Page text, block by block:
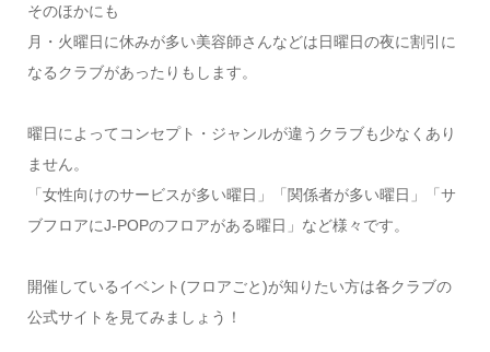
そのほかにも
月・火曜日に休みが多い美容師さんなどは日曜日の夜に割引に
なるクラブがあったりもします。
曜日によってコンセプト・ジャンルが違うクラブも少なくあり
ません。
「女性向けのサービスが多い曜日」「関係者が多い曜日」「サ
ブフロアにJ-POPのフロアがある曜日」など様々です。
開催しているイベント(フロアごと)が知りたい方は各クラブの
公式サイトを見てみましょう！